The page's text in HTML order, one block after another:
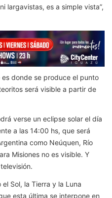
largavistas, es a simple vista”,
donde se produce el punto
será visible a partir de
verse un eclipse solar el día
a las 14:00 hs, que será
como Neúquen, Río
Misiones no es visible. Y
Sol, la Tierra y la Luna
esta última se interpone en